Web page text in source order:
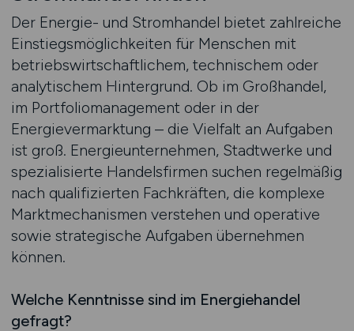
Der Energie- und Stromhandel bietet zahlreiche
Einstiegsmöglichkeiten für Menschen mit
betriebswirtschaftlichem, technischem oder
analytischem Hintergrund. Ob im Großhandel,
im Portfoliomanagement oder in der
Energievermarktung – die Vielfalt an Aufgaben
ist groß. Energieunternehmen, Stadtwerke und
spezialisierte Handelsfirmen suchen regelmäßig
nach qualifizierten Fachkräften, die komplexe
Marktmechanismen verstehen und operative
sowie strategische Aufgaben übernehmen
können.
Welche Kenntnisse sind im Energiehandel
gefragt?